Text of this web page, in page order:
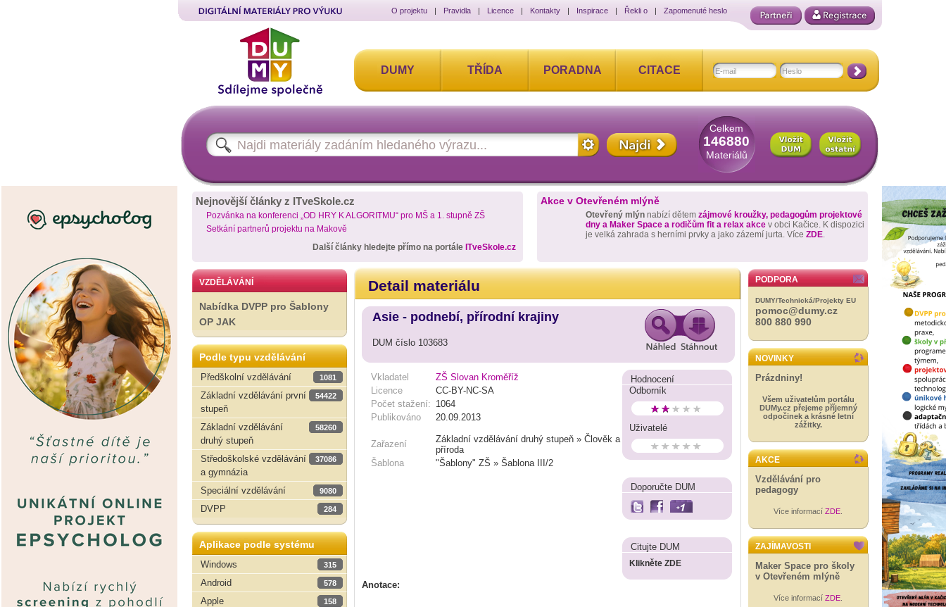
O projektu | Pravidla | Licence | Kontakty | Inspirace | Řekli o | Zapomenuté heslo
DUMY TŘÍDA PORADNA CITACE
Celkem
146880
Materiálů
Nejnovější články z ITveSkole.cz
Pozvánka na konferenci „OD HRY K ALGORITMU“ pro MŠ a 1. stupně ZŠ
Setkání partnerů projektu na Makově
Další články hledejte přímo na portále ITveSkole.cz
Akce v Otevřeném mlýně
Otevřený mlýn nabízí dětem zájmové kroužky, pedagogům projektové
dny a Maker Space a rodičům fit a relax akce v obci Kačice. K dispozici
je velká zahrada s herními prvky a jako zázemí jurta. Více ZDE.
VZDĚLÁVÁNÍ
Nabídka DVPP pro Šablony
OP JAK
Podle typu vzdělávání
Předškolní vzdělávání
1081
Základní vzdělávání první
stupeň
54422
Základní vzdělávání
druhý stupeň
58260
Středoškolské vzdělávání
a gymnázia
37086
Speciální vzdělávání 9080
DVPP 284
Aplikace podle systému
Windows
315
Android 578
Apple 158
Detail materiálu
Asie - podnebí, přírodní krajiny
DUM číslo 103683
Vkladatel
ZŠ Slovan Kroměříž
Licence
CC-BY-NC-SA
Počet stažení: 1064
Publikováno
20.09.2013
Zařazení
Základní vzdělávání druhý stupeň » Člověk a
příroda
Šablona
"Šablony" ZŠ » Šablona III/2
Hodnocení
Odborník
Uživatelé
Doporučte DUM
Citujte DUM
Klikněte ZDE
Anotace:
PODPORA
DUMY/Technická/Projekty EU
pomoc@dumy.cz
800 880 990
NOVINKY
Prázdniny!
Všem uživatelům portálu
DUMy.cz přejeme příjemný
odpočinek a krásné letní
zážitky.
AKCE
Vzdělávání pro
pedagogy
Více informací ZDE
ZAJÍMAVOSTI
Maker Space pro školy
v Otevřeném mlýně
Více informací ZDE